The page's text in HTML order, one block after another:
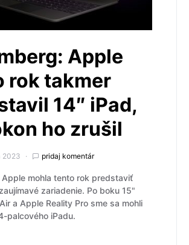
Apple
rok takmer
14″ iPad,
ho zrušil
2023 pridaj komentár
mohla tento rok predstaviť
zariadenie. Po boku 15"
a Apple Reality Pro sme sa mohli
palcového iPadu.